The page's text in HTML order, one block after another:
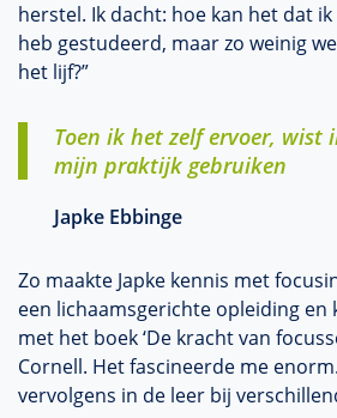
herstel. Ik dacht: hoe kan het dat
heb gestudeerd, maar zo weinig
het lijf?”
Toen ik het zelf ervoer, wist
mijn praktijk gebruiken
Japke Ebbinge
Zo maakte Japke kennis met
een lichaamsgerichte opleiding en
met het boek ‘De kracht van
Cornell. Het fascineerde me
vervolgens in de leer bij